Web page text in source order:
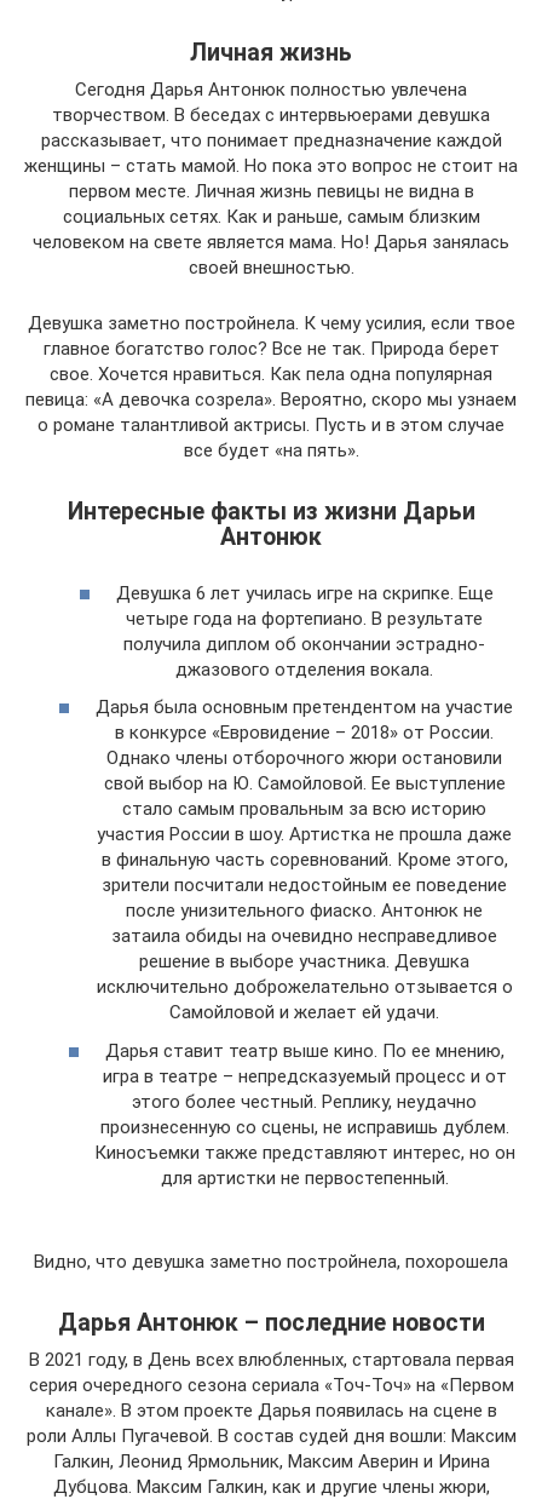
Личная жизнь
Сегодня Дарья Антонюк полностью увлечена
творчеством. В беседах с интервьюерами девушка
рассказывает, что понимает предназначение каждой
женщины – стать мамой. Но пока это вопрос не стоит на
первом месте. Личная жизнь певицы не видна в
социальных сетях. Как и раньше, самым близким
человеком на свете является мама. Но! Дарья занялась
своей внешностью.
Девушка заметно постройнела. К чему усилия, если твое
главное богатство голос? Все не так. Природа берет
свое. Хочется нравиться. Как пела одна популярная
певица: «А девочка созрела». Вероятно, скоро мы узнаем
о романе талантливой актрисы. Пусть и в этом случае
все будет «на пять».
Интересные факты из жизни Дарьи
Антонюк
Девушка 6 лет училась игре на скрипке. Еще
четыре года на фортепиано. В результате
получила диплом об окончании эстрадно-
джазового отделения вокала.
Дарья была основным претендентом на участие
в конкурсе «Евровидение – 2018» от России.
Однако члены отборочного жюри остановили
свой выбор на Ю. Самойловой. Ее выступление
стало самым провальным за всю историю
участия России в шоу. Артистка не прошла даже
в финальную часть соревнований. Кроме этого,
зрители посчитали недостойным ее поведение
после унизительного фиаско. Антонюк не
затаила обиды на очевидно несправедливое
решение в выборе участника. Девушка
исключительно доброжелательно отзывается о
Самойловой и желает ей удачи.
Дарья ставит театр выше кино. По ее мнению,
игра в театре – непредсказуемый процесс и от
этого более честный. Реплику, неудачно
произнесенную со сцены, не исправишь дублем.
Киносъемки также представляют интерес, но он
для артистки не первостепенный.
Видно, что девушка заметно постройнела, похорошела
Дарья Антонюк – последние новости
В 2021 году, в День всех влюбленных, стартовала первая
серия очередного сезона сериала «Точ-Точ» на «Первом
канале». В этом проекте Дарья появилась на сцене в
роли Аллы Пугачевой. В состав судей дня вошли: Максим
Галкин, Леонид Ярмольник, Максим Аверин и Ирина
Дубцова. Максим Галкин, как и другие члены жюри,